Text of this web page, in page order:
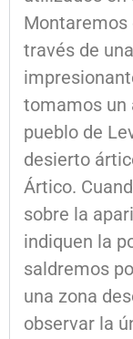
Montaremos
través de
tomamos un
pueblo de
desierto
Ártico.
sobre la
indiquen la
saldremos
una zona
observar la